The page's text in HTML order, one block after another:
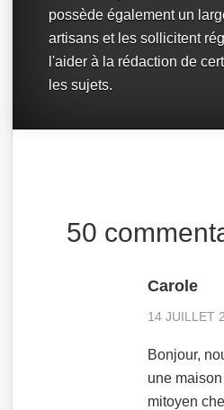
possède également un
artisans et les sollicitent
l'aider à la rédaction de
les sujets.
50
Carole
14 JUILLET
Bonjour,
une
mitoyen